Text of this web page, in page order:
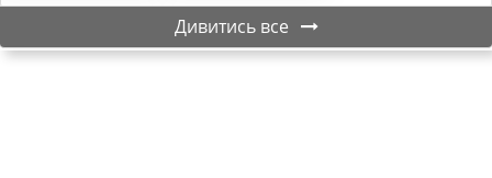
Дивитись все